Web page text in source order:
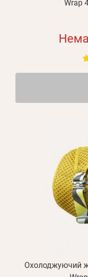
Wrap
Охолоджуючий